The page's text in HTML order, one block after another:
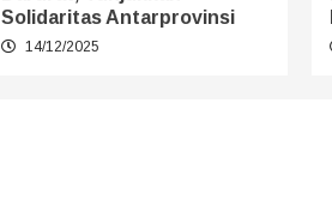
Solidaritas Antarprovinsi
14/12/2025